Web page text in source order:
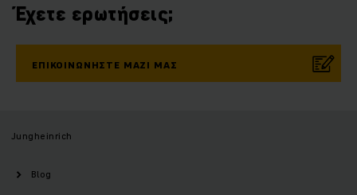
Έχετε ερωτήσεις;
ΕΠΙΚΟΙΝΩΝΉΣΤΕ ΜΑΖΊ ΜΑΣ
Jungheinrich
Blog